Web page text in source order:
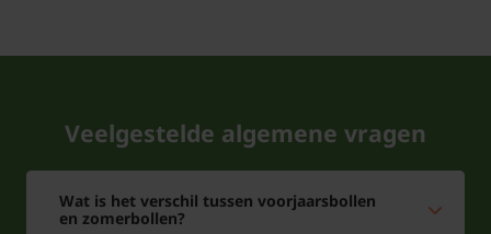
Veelgestelde algemene vragen
Wat is het verschil tussen voorjaarsbollen
en zomerbollen?